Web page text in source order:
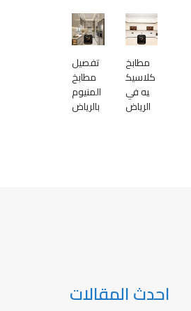
مطابخ
كلاسيك
يه في
الرياض
تفصيل
مطابخ
المنيوم
بالرياض
احدث المقالات